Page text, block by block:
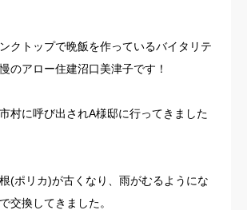
クトップで晩飯を作っているバイタリテ
のアロー住建沼口美津子です！
村に呼び出されA様邸に行ってきました
(ポリカ)が古くなり、雨がむるようにな
交換してきました。